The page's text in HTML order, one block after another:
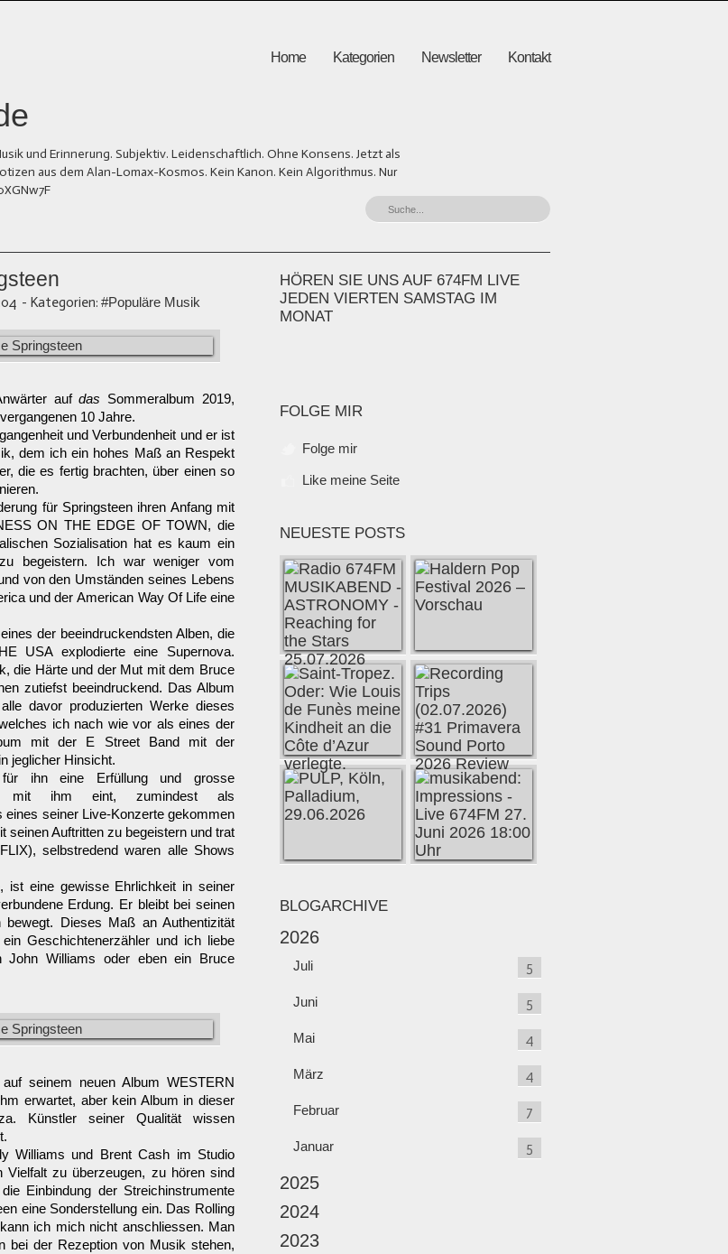
Home Kategorien Newsletter Kontakt
und Erinnerung. Subjektiv. Leidenschaftlich. Ohne Konsens. Jetzt als
aus dem Alan-Lomax-Kosmos. Kein Kanon. Kein Algorithmus. Nur
- Kategorien: #Populäre Musik
aufdas Sommeralbum 2019,
10 Jahre.
und Verbundenheit und er ist
dem ich ein hohes Maß an Respekt
die es fertig brachten, über einen so
für Springsteen ihren Anfang mit
ON THE EDGE OF TOWN, die
Sozialisation hat es kaum ein
begeistern. Ich war weniger vom
von den Umständen seines Lebens
und der American Way Of Life eine
der beeindruckendsten Alben, die
USA explodierte eine Supernova.
die Härte und der Mut mit dem Bruce
zutiefst beeindruckend. Das Album
davor produzierten Werke dieses
ich nach wie vor als eines der
mit der E Street Band mit der
jeglicher Hinsicht.
ihn eine Erfüllung und grosse
mit ihm eint, zumindest als
seiner Live-Konzerte gekommen
Auftritten zu begeistern und trat
selbstredend waren alle Shows
ist eine gewisse Ehrlichkeit in seiner
Erdung. Er bleibt bei seinen
Dieses Maß an Authentizität
Geschichtenerzähler und ich liebe
John Williams oder eben ein Bruce
seinem neuen Album WESTERN
erwartet, aber kein Album in dieser
Künstler seiner Qualität wissen
Williams und Brent Cash im Studio
zu überzeugen, zu hören sind
Einbindung der Streichinstrumente
eine Sonderstellung ein. Das Rolling
ich mich nicht anschliessen. Man
bei der Rezeption von Musik stehen,
HÖREN SIE UNS AUF 674FM LIVE
JEDEN VIERTEN SAMSTAG IM
MONAT
FOLGE MIR
Folge mir
Like meine Seite
NEUESTE POSTS
BLOGARCHIVE
2026
Juli 5
Juni 5
Mai 4
März 4
Februar 7
Januar 5
2025
2024
2023